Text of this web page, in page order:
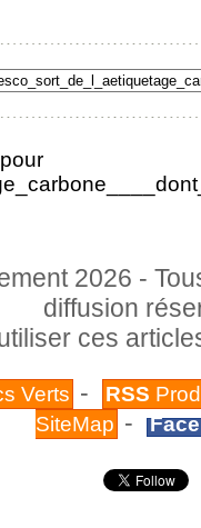
2026 -
diffusion
ces
Verts - RSS
SiteMap -